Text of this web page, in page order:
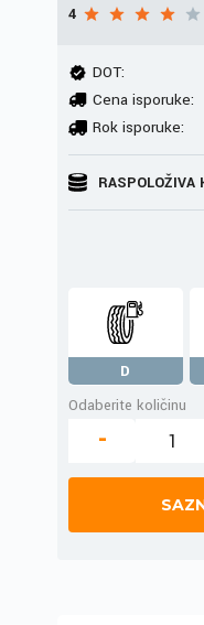
4
DOT:
Cena isporuke:
Rok isporuke:
RASPOLOŽIVA
D
Odaberite količinu
-